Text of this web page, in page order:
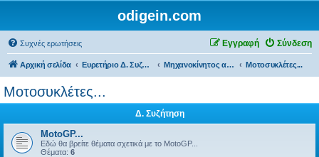
odigein.com
Συχνές ερωτήσεις Σύνδεση
Εγγραφή
Αρχική σελίδα Ευρετήριο Δ. Συζήτησης Μηχανοκίνητος αθλητισμός και μη... Μοτοσυκλέτες...
Μοτοσυκλέτες...
Δ. Συζήτηση
MotoGP...
Εδώ θα βρείτε θέματα σχετικά με τo MotoGP...
Θέματα: 6